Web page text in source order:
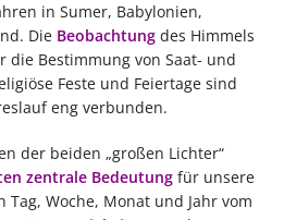
in Sumer, Babylonien,
Die Beobachtung des Himmels
die Bestimmung von Saat- und
Feste und Feiertage sind
eng verbunden.
der beiden „großen Lichter“
zentrale Bedeutung für unsere
Woche, Monat und Jahr vom